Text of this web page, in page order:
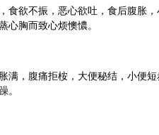
食欲不振，恶心欲吐，食后腹胀
心胸而致心烦懊憹。
满，腹痛拒桉，大便秘结，小便
。